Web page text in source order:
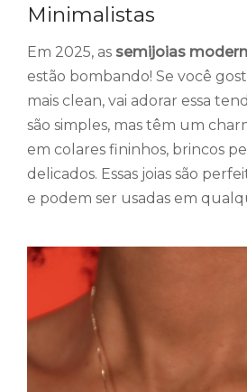
Minimalistas
Em 2025, as semijoias
estão bombando! Se você
mais clean, vai adorar essa
são simples, mas têm um
em colares fininhos, brincos
delicados. Essas joias são
e podem ser usadas em